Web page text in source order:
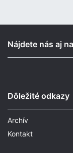
Nájdete nás aj
Dôležité odkazy
Archív
Kontakt